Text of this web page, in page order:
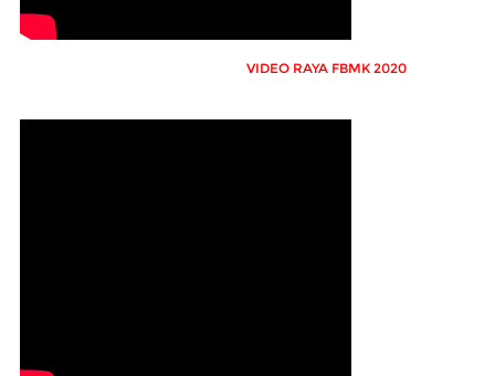
VIDEO RAYA FBMK 2020